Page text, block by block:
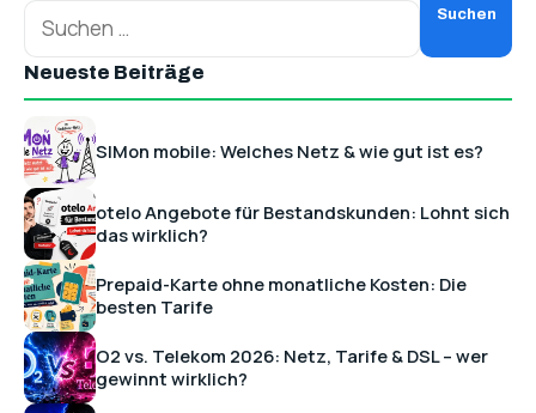
Neueste Beiträge
SIMon mobile: Welches Netz & wie gut ist es?
otelo Angebote für Bestandskunden: Lohnt sich
das wirklich?
Prepaid-Karte ohne monatliche Kosten: Die
besten Tarife
O2 vs. Telekom 2026: Netz, Tarife & DSL – wer
gewinnt wirklich?